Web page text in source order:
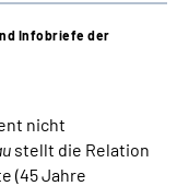
Infobriefe der
nicht
stellt die Relation
(45 Jahre